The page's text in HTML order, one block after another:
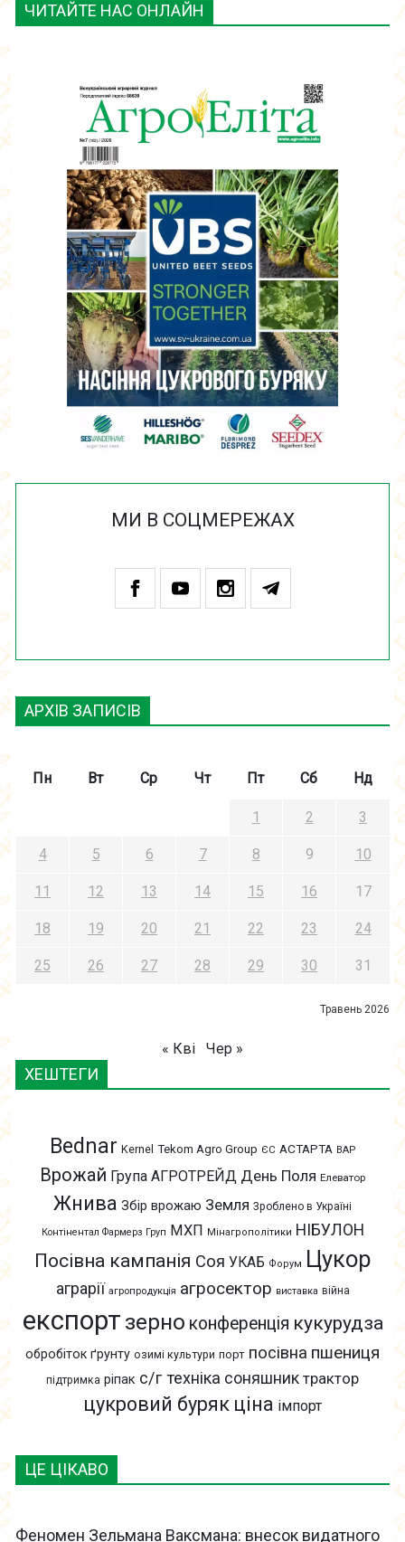
ЧИТАЙТЕ НАС ОНЛАЙН
МИ В СОЦМЕРЕЖАХ
ЦЕ ЦІКАВО
Феномен Зельмана Ваксмана: внесок видатного
АРХІВ ЗАПИСІВ
Травень 2026
Пн Вт Ср Чт Пт Сб Нд
1 2 3
4 5 6 7 8 9 10
11 12 13 14 15 16 17
18 19 20 21 22 23 24
25 26 27 28 29 30 31
« Кві Чер »
ХЕШТЕГИ
Bednar Kernel Tekom Agro Group ЄС АСТАРТА ВАР
Врожай Група АГРОТРЕЙД День Поля Елеватор
Жнива Збір врожаю Земля Зроблено в Україні
Контінентал Фармерз Груп МХП Мінагрополітики НІБУЛОН
Посівна кампанія Соя УКАБ Форум Цукор
аграрії агропродукція агросектор виставка війна
експорт зерно конференція кукурудза
обробіток ґрунту озимі культури порт посівна пшениця
підтримка ріпак с/г техніка соняшник трактор
цукровий буряк ціна імпорт